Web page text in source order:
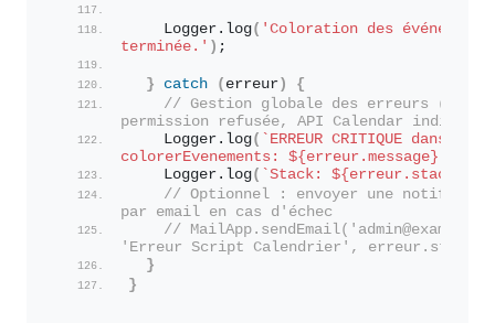
    Logger.
log( 'Coloration des événements
terminée.' ) ;
} catch ( erreur )
{
// Gestion globale des erreurs (ex:
permission refusée, API Calendar
    Logger.
log( `ERREUR CRITIQUE dans
colorerEvenements: ${erreur.message}
    Logger.
log( `Stack: ${erreur.stack}
// Optionnel : envoyer une
par email en cas d'échec
//
'Erreur Script Calendrier', erreur.stack);
}
}